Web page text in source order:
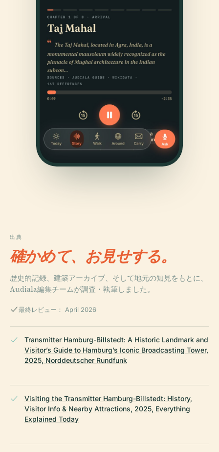
出典
確かめて、お見せする。
歴史的記録、建築アーカイブ、そして地元の知見をもとに、
Audiala編集チームが調査・執筆しました。
最終レビュー： April 2026
Transmitter Hamburg-Billstedt: A Historic Landmark and
Visitor’s Guide to Hamburg’s Iconic Broadcasting Tower,
2025, Norddeutscher Rundfunk
Visiting the Transmitter Hamburg-Billstedt: History,
Visitor Info & Nearby Attractions, 2025, Everything
Explained Today